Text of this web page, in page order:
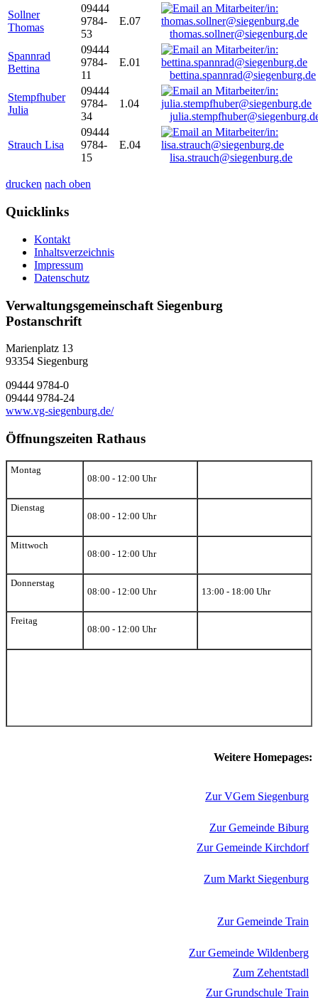
Sollner
Thomas
09444
9784-
53
E.07
thomas.sollner@siegenburg.de
Spannrad
Bettina
09444
9784-
11
E.01
bettina.spannrad@siegenburg.de
Stempfhuber
Julia
09444
9784-
34
1.04
Strauch Lisa
09444
9784-
15
E.04
lisa.strauch@siegenburg.de
drucken nach oben
Quicklinks
Kontakt
Inhaltsverzeichnis
Impressum
Datenschutz
Verwaltungsgemeinschaft Siegenburg
Postanschrift
Marienplatz 13
93354 Siegenburg
09444 9784-0
09444 9784-24
www.vg-siegenburg.de/
Öffnungszeiten Rathaus
Montag
08:00 - 12:00 Uhr
Dienstag
08:00 - 12:00 Uhr
Mittwoch
08:00 - 12:00 Uhr
Donnerstag
08:00 - 12:00 Uhr
13:00 - 18:00 Uhr
Freitag
08:00 - 12:00 Uhr
Weitere Homepages:
Zur VGem Siegenburg
Zur Gemeinde Biburg
Zur Gemeinde Kirchdorf
Zum Markt Siegenburg
Zur Gemeinde Train
Zur Gemeinde Wildenberg
Zum Zehentstadl
Zur Grundschule Train